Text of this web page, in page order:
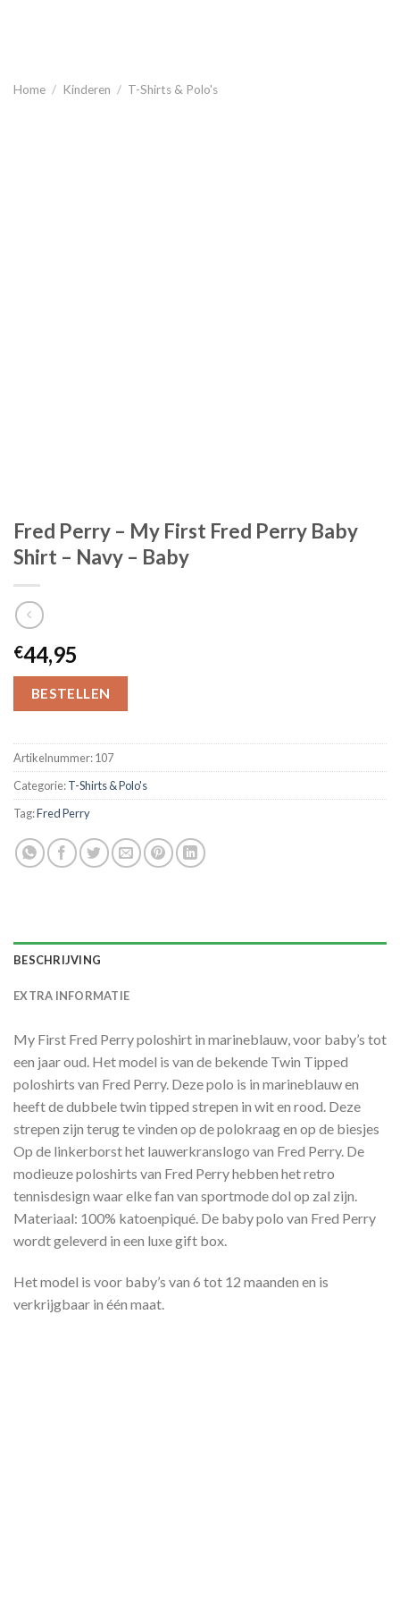
Home / Kinderen / T-Shirts & Polo's
Fred Perry – My First Fred Perry Baby
Shirt – Navy – Baby
€44,95
BESTELLEN
Artikelnummer:107
Categorie:T-Shirts & Polo's
Tag:Fred Perry
BESCHRIJVING
EXTRA INFORMATIE
My First Fred Perry poloshirt in marineblauw, voor baby’s tot
een jaar oud. Het model is van de bekende Twin Tipped
poloshirts van Fred Perry. Deze polo is in marineblauw en
heeft de dubbele twin tipped strepen in wit en rood. Deze
strepen zijn terug te vinden op de polokraag en op de biesjes
Op de linkerborst het lauwerkranslogo van Fred Perry. De
modieuze poloshirts van Fred Perry hebben het retro
tennisdesign waar elke fan van sportmode dol op zal zijn.
Materiaal: 100% katoenpiqué. De baby polo van Fred Perry
wordt geleverd in een luxe gift box.
Het model is voor baby’s van 6 tot 12 maanden en is
verkrijgbaar in één maat.